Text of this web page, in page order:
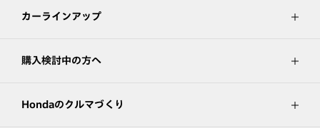
カーラインアップ
購入検討中の方へ
Hondaのクルマづくり